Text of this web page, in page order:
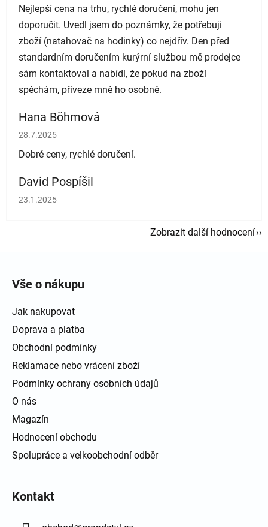
Nejlepší cena na trhu, rychlé doručení, mohu jen
doporučit. Uvedl jsem do poznámky, že potřebuji
zboží (natahovač na hodinky) co nejdřív. Den před
standardním doručením kurýrní službou mě prodejce
sám kontaktoval a nabídl, že pokud na zboží
spěchám, přiveze mně ho osobně.
Hana Böhmová
Hodnocení obchodu je 5 z 5 hvězdiček.
28.7.2025
Dobré ceny, rychlé doručení.
David Pospíšil
Hodnocení obchodu je 5 z 5 hvězdiček.
23.1.2025
Zobrazit další hodnocení
Vše o nákupu
Jak nakupovat
Doprava a platba
Obchodní podmínky
Reklamace nebo vrácení zboží
Podmínky ochrany osobních údajů
O nás
Magazín
Hodnocení obchodu
Spolupráce a velkoobchodní odběr
Kontakt